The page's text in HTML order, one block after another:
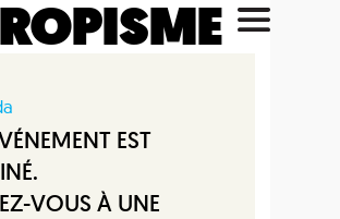
EST
VOUS À UNE